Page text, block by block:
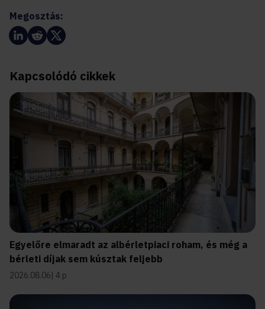
Megosztás:
Kapcsolódó cikkek
Egyelőre elmaradt az albérletpiaci roham, és még a
bérleti díjak sem kúsztak feljebb
2026.08.06 4 p